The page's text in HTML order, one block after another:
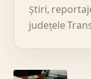
Știri,
județele